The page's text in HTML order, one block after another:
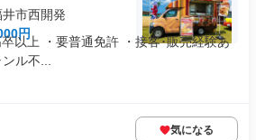
市西開発
円
以上 ・要普通免許 ・接客･販売経験あ
ル不...
気になる